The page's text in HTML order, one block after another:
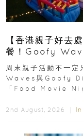
【香港親子好去
餐！Goofy
外影院逢週末登場
周末親子活動不一
Waves與Goofy
「Food Movie
2nd August, 2026 ｜ In